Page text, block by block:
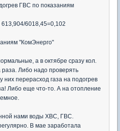
ГВС по показаниям
6018,45=0,102
"КомЭнерго"
а в октябре сразу кол.
раза. Либо надо проверять
них перерасход газа на подогрев
Либо еще что-то. А на отопление
нами воды ХВС, ГВС.
В мае заработала